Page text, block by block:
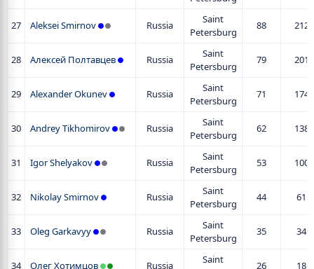
27 Aleksei Smirnov Russia
Saint
Petersburg
88 212
28 Алексей Полтавцев Russia
Saint
Petersburg
79 201
29 Alexander Okunev Russia
Saint
Petersburg
71 174
30 Andrey Tikhomirov Russia
Saint
Petersburg
62 138
31 Igor Shelyakov Russia
Saint
Petersburg
53 100
32 Nikolay Smirnov Russia
Saint
Petersburg
44 61
33 Oleg Garkavyy Russia
Saint
Petersburg
35 34
34 Олег Хотимцов Russia
Saint
26 18